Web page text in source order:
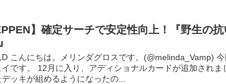
】確定サーチで安定性向上！『野生の
D こんにちは。メリンダグロスです。(@melinda_Vamp)
イです。 12月に入り、アディショナルカードが追加され
ッキが組めるようになったの...